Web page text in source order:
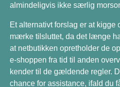
almindeligvis ikke særlig
Et alternativt forslag er at kigge
mærke tilsluttet, da det længe
at netbutikken opretholder de
e-shoppen fra tid til anden
kender til de gældende regler.
chance for assistance, ifald du